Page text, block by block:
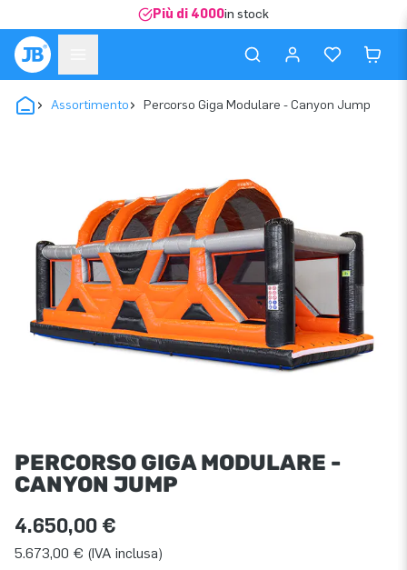
Più di 4000in stock
Assortimento Percorso Giga Modulare - Canyon Jump
PERCORSO GIGA MODULARE -
CANYON JUMP
4.650,00 €
5.673,00 € (IVA inclusa)